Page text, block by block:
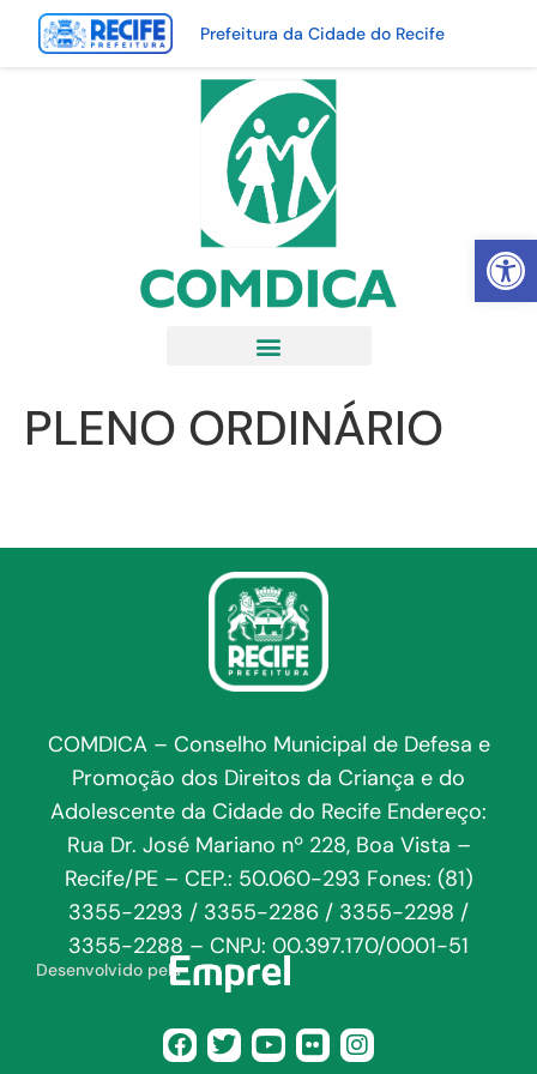
Abrir
Prefeitura da Cidade do Recife
PLENO ORDINÁRIO
COMDICA – Conselho Municipal de Defesa e
Promoção dos Direitos da Criança e do
Adolescente da Cidade do Recife Endereço:
Rua Dr. José Mariano nº 228, Boa Vista –
Recife/PE – CEP.: 50.060-293 Fones: (81)
3355-2293 / 3355-2286 / 3355-2298 /
3355-2288 – CNPJ: 00.397.170/0001-51
Desenvolvido pela